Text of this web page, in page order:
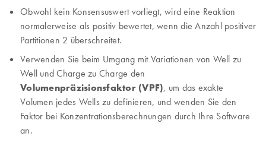
Obwohl kein Konsensuswert vorliegt, wird eine Reaktion
normalerweise als positiv bewertet, wenn die Anzahl positiver
Partitionen 2 überschreitet.
Verwenden Sie beim Umgang mit Variationen von Well zu
Well und Charge zu Charge den
Volumenpräzisionsfaktor (VPF), um das exakte
Volumen jedes Wells zu definieren, und wenden Sie den
Faktor bei Konzentrationsberechnungen durch Ihre Software
an.